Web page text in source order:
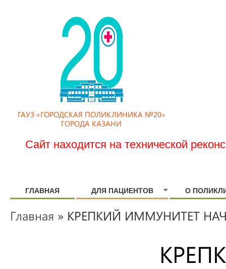
ГАУЗ «ГОРОДСКАЯ ПОЛИКЛИНИКА №20»
ГОРОДА КАЗАНИ
Сайт находится на технической
ГЛАВНАЯ ДЛЯ ПАЦИЕНТОВ О
ВЫ ЗДЕСЬ
Главная » КРЕПКИЙ ИММУНИТЕТ